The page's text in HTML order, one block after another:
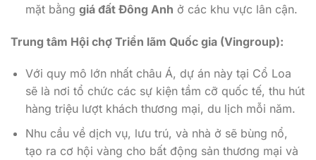
mặt bằng giá đất Đông Anh ở các khu vực lân cận.
Trung tâm Hội chợ Triển lãm Quốc gia (Vingroup):
Với quy mô lớn nhất châu Á, dự án này tại Cổ Loa
sẽ là nơi tổ chức các sự kiện tầm cỡ quốc tế, thu hút
hàng triệu lượt khách thương mại, du lịch mỗi năm.
Nhu cầu về dịch vụ, lưu trú, và nhà ở sẽ bùng nổ,
tạo ra cơ hội vàng cho bất động sản thương mại và